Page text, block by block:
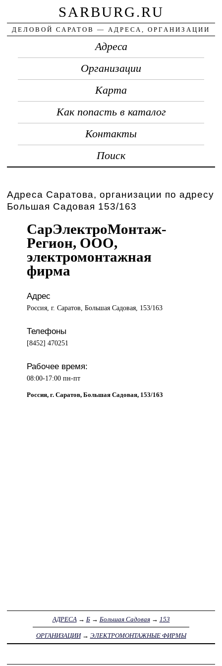
SARBURG.RU
ДЕЛОВОЙ САРАТОВ — АДРЕСА, ОРГАНИЗАЦИИ
Адреса
Организации
Карта
Как попасть в каталог
Контакты
Поиск
Адреса Саратова, организации по адресу
Большая Садовая 153/163
СарЭлектроМонтаж-
Регион, ООО,
электромонтажная
фирма
Адрес
Россия, г. Саратов, Большая Садовая, 153/163
Телефоны
[8452] 470251
Рабочее время:
08:00-17:00 пн-пт
Россия, г. Саратов, Большая Садовая, 153/163
АДРЕСА → Б→ Большая Садовая→ 153
ОРГАНИЗАЦИИ→ ЭЛЕКТРОМОНТАЖНЫЕ ФИРМЫ